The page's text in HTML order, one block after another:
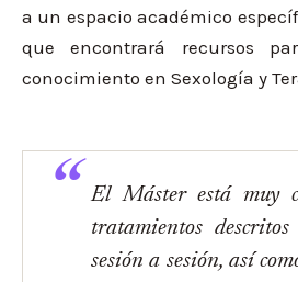
a un espacio académico
que encontrará recursos
conocimiento en Sexología y
El Máster está muy
tratamientos
sesión a sesión, así